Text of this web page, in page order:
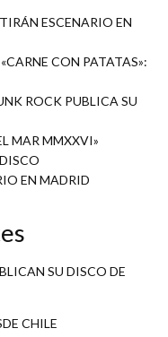
ESCENARIO EN
CON PATATAS»:
ROCK PUBLICA SU
MAR MMXXVI»
EN MADRID
SU DISCO DE
CHILE